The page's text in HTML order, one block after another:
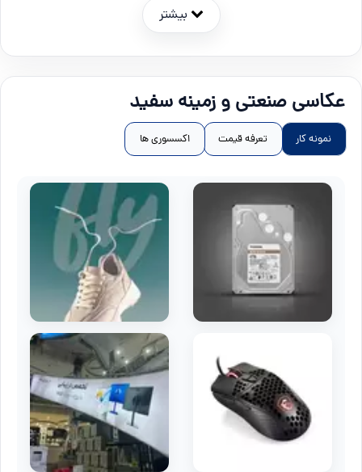
بیشتر
عکاسی صنعتی و زمینه سفید
نمونه کار تعرفه قیمت اکسسوری ها